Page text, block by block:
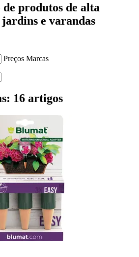
de produtos de alta
e varandas
Preços Marcas
16 artigos